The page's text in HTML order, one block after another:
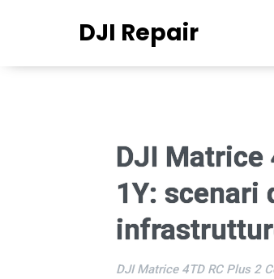
DJI Repair
DJI Matrice
1Y: scenari
DJI Matrice 4TD RC Plus 2